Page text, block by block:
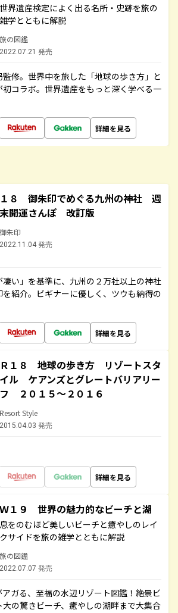
世界遺産検定によく出る名所・史跡を旅の
雑学とともに解説
旅の図鑑
2022.07.21 発売
修。世界中を旅した「地球の歩き方」と
初コラボ。世界遺産をもっと深く学べる一
詳細を見る
１８ 御朱印でめぐる九州の神社 週
末開運さんぽ 改訂版
御朱印
2022.11.04 発売
凄い」を基準に、九州の２万社以上の神社
紹介。ビギナーに優しく、ツウも納得の
詳細を見る
Ｒ１８ 地球の歩き方 リゾートスタ
イル ケアンズとグレートバリアリー
フ ２０１５～２０１６
Resort Style
2015.04.03 発売
詳細を見る
Ｗ１９ 世界の魅力的なビーチと湖
息をのむほど美しいビーチと癒やしのレイ
クサイドを旅の雑学とともに解説
旅の図鑑
2022.07.07 発売
ガる、至福の水辺リゾート図鑑！絶景ビ
の驚きビーチ、癒やしの湖畔まで大集合